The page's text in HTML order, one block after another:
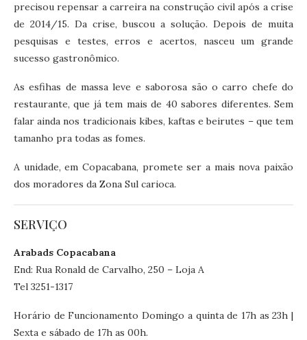
precisou repensar a carreira na construção civil após a crise
de 2014/15. Da crise, buscou a solução. Depois de muita
pesquisas e testes, erros e acertos, nasceu um grande
sucesso gastronômico.
As esfihas de massa leve e saborosa são o carro chefe do
restaurante, que já tem mais de 40 sabores diferentes. Sem
falar ainda nos tradicionais kibes, kaftas e beirutes – que tem
tamanho pra todas as fomes.
A unidade, em Copacabana, promete ser a mais nova paixão
dos moradores da Zona Sul carioca.
SERVIÇO
Arabads Copacabana
End: Rua Ronald de Carvalho, 250 – Loja A
Tel 3251-1317
Horário de Funcionamento Domingo a quinta de 17h as 23h |
Sexta e sábado de 17h as 00h.